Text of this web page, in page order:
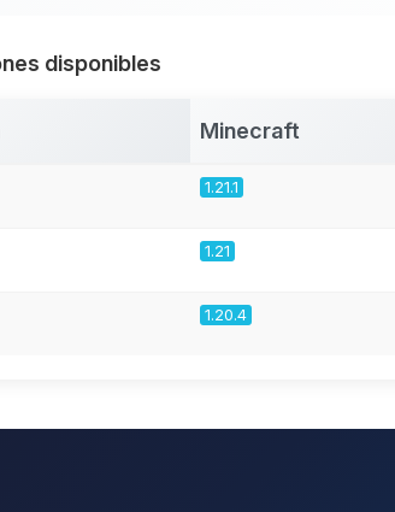
disponibles
Minecraft
1.21.1
1.21
1.20.4